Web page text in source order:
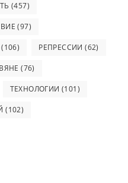
(457)
(97)
(106) РЕПРЕССИИ (62)
(76)
ТЕХНОЛОГИИ (101)
(102)